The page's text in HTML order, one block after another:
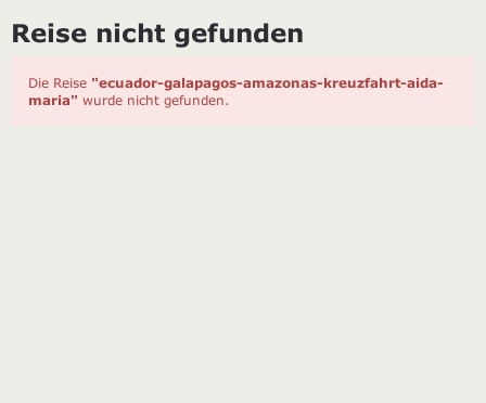
Reise nicht gefunden
Die Reise "ecuador-galapagos-amazonas-kreuzfahrt-aida-
maria" wurde nicht gefunden.